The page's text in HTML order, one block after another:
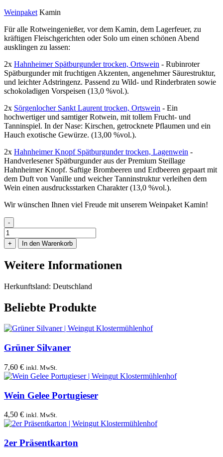
Weinpaket Kamin
Für alle Rotweingenießer, vor dem Kamin, dem Lagerfeuer, zu
kräftigen Fleischgerichten oder Solo um einen schönen Abend
ausklingen zu lassen:
2x Hahnheimer Spätburgunder trocken, Ortswein - Rubinroter
Spätburgunder mit fruchtigen Akzenten, angenehmer Säurestruktur,
und leichter Adstringenz. Passend zu Wild- und Rinderbraten sowie
schokoladigen Vorspeisen (13,0 %vol.).
2x Sörgenlocher Sankt Laurent trocken, Ortswein - Ein
hochwertiger und samtiger Rotwein, mit tollem Frucht- und
Tanninspiel. In der Nase: Kirschen, getrocknete Pflaumen und ein
Hauch exotische Gewürze. (13,00 %vol.).
2x Hahnheimer Knopf Spätburgunder trocken, Lagenwein -
Handverlesener Spätburgunder aus der Premium Steillage
Hahnheimer Knopf. Saftige Brombeeren und Erdbeeren gepaart mit
dem Duft von Vanille und weicher Tanninstruktur verleihen dem
Wein einen ausdrucksstarken Charakter (13,0 %vol.).
Wir wünschen Ihnen viel Freude mit unserem Weinpaket Kamin!
-
Weinpaket
Kamin
Menge
+ In den Warenkorb
Weitere Informationen
Herkunftsland: Deutschland
Beliebte Produkte
Grüner Silvaner
7,60 € inkl. MwSt.
Wein Gelee Portugieser
4,50 € inkl. MwSt.
2er Präsentkarton